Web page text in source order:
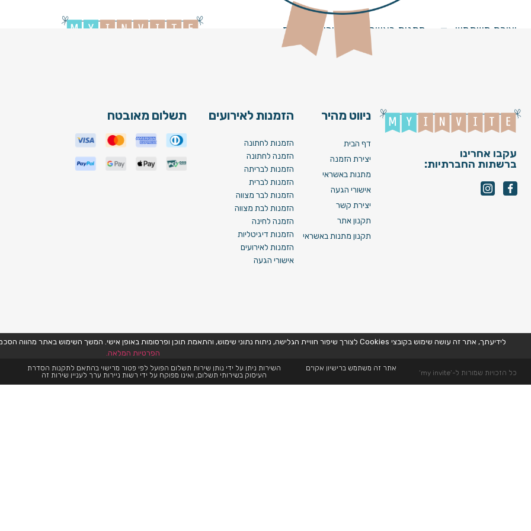
יצירת משתמש מתנות באשראי מחירים וחבילות
Wedding 006 [ Video ]
עקבו אחרינו
ברשתות החברתיות:
ניווט מהיר
דף הבית
יצירת הזמנה
מתנות באשראי
אישורי הגעה
יצירת קשר
תקנון אתר
תקנון מתנות באשראי
הזמנות לאירועים
הזמנות לחתונה
הזמנה לחתונה
הזמנות לבריתה
הזמנות לברית
הזמנות לבר מצווה
הזמנות לבת מצווה
הזמנה לחינה
הזמנות דיגיטליות
הזמנות לאירועים
אישורי הגעה
תשלום מאובטח
לידיעתך, אתר זה עושה שימוש בקובצי Cookies לצורך שיפור חוויית הגלישה, ניתוח נתוני שימוש, והתאמת תוכן ופרסומות באופן אישי. המשך השימוש באתר מהווה הסכמה לשימוש זה, בהתאם למדיניות הפרטיות שלנו. למידע נוסף,
הפרטיות המלאה.
כל הזכויות שמורות ל-’my invite’
אתר זה משתמש ברישיון אקו״ם
השירות ניתן על ידי נותן שירות תשלום הפועל לפי פטור מרישוי בהתאם לתקנות הסדרת
העיסוק בשירותי תשלום, ואינו מפוקח על ידי רשות ניירות ערך לעניין שירות זה